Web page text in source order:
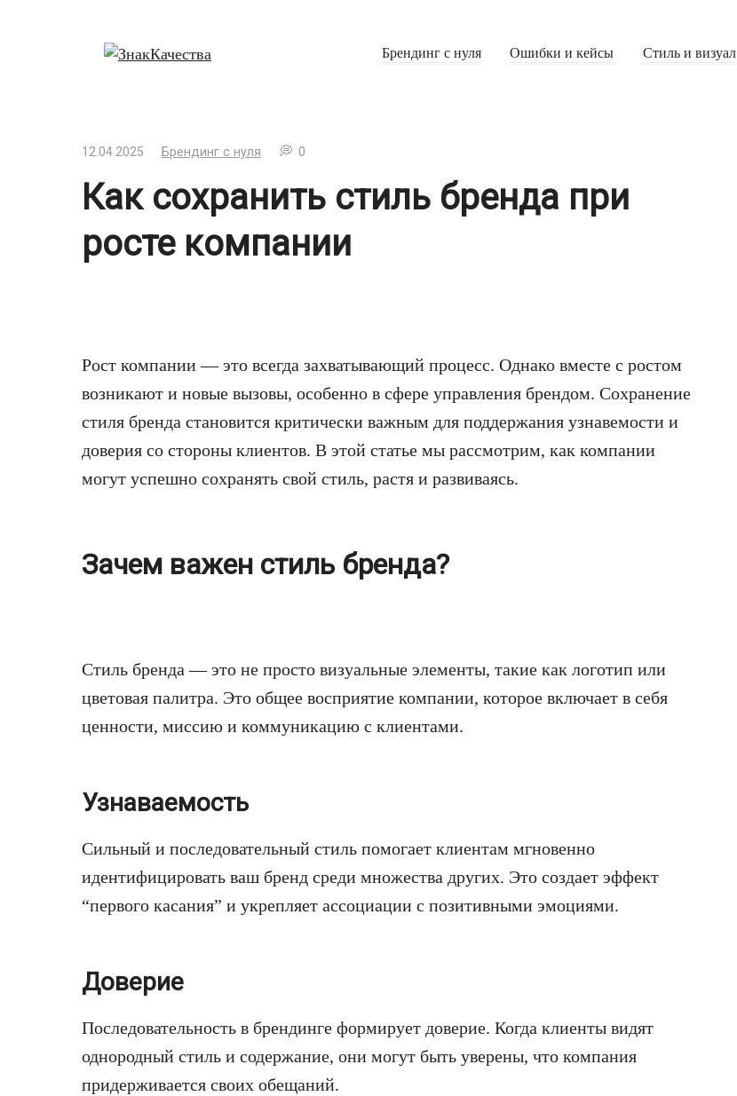
Брендинг с нуля Ошибки и кейсы Стиль и визуал
12.04.2025 Брендинг с нуля 0
Как сохранить стиль бренда при
росте компании
Рост компании — это всегда захватывающий процесс. Однако вместе с ростом
возникают и новые вызовы, особенно в сфере управления брендом. Сохранение
стиля бренда становится критически важным для поддержания узнавемости и
доверия со стороны клиентов. В этой статье мы рассмотрим, как компании
могут успешно сохранять свой стиль, растя и развиваясь.
Зачем важен стиль бренда?
Стиль бренда — это не просто визуальные элементы, такие как логотип или
цветовая палитра. Это общее восприятие компании, которое включает в себя
ценности, миссию и коммуникацию с клиентами.
Узнаваемость
Сильный и последовательный стиль помогает клиентам мгновенно
идентифицировать ваш бренд среди множества других. Это создает эффект
“первого касания” и укрепляет ассоциации с позитивными эмоциями.
Доверие
Последовательность в брендинге формирует доверие. Когда клиенты видят
однородный стиль и содержание, они могут быть уверены, что компания
придерживается своих обещаний.